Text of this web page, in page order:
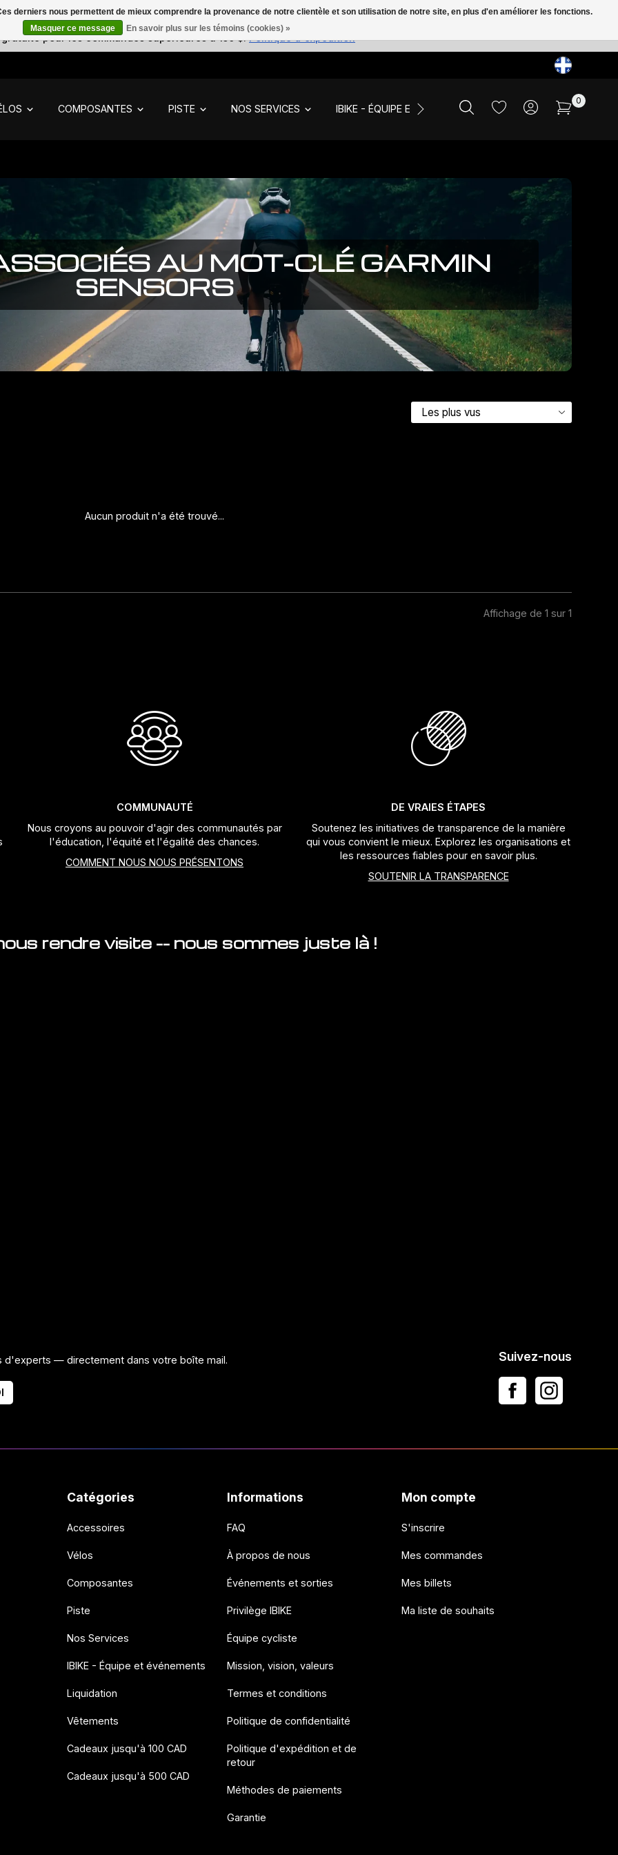
pour les commandes supérieures à 150 $.Politique d'expédition
COMPOSANTES PISTE NOS SERVICES IBIKE - ÉQUIPE ET ÉVÉNEMENTS LIQUIDATION
0
AU MOT-CLÉ GARMIN
SENSORS
Aucun produit n'a été trouvé...
Affichage de 1 sur 1
COMMUNAUTÉ
Nous croyons au pouvoir d'agir des communautés par
l'éducation, l'équité et l'égalité des chances.
COMMENT NOUS NOUS PRÉSENTONS
DE VRAIES ÉTAPES
Soutenez les initiatives de transparence de la manière
qui vous convient le mieux. Explorez les organisations et
les ressources fiables pour en savoir plus.
SOUTENIR LA TRANSPARENCE
rendre visite -- nous sommes juste là !
d'experts — directement dans votre boîte mail. Suivez-nous
Catégories
Accessoires
Vélos
Composantes
Piste
Nos Services
IBIKE - Équipe et événements
Liquidation
Vêtements
Cadeaux jusqu'à 100 CAD
Cadeaux jusqu'à 500 CAD
Informations
FAQ
À propos de nous
Événements et sorties
Privilège IBIKE
Équipe cycliste
Mission, vision, valeurs
Termes et conditions
Politique de confidentialité
Politique d'expédition et de
retour
Méthodes de paiements
Garantie
Mon compte
S'inscrire
Mes commandes
Mes billets
Ma liste de souhaits
derniers nous permettent de mieux comprendre la provenance de notre clientèle et son utilisation de notre site, en plus d'en améliorer les fonctions.
Masquer ce message
En savoir plus sur les témoins (cookies) »